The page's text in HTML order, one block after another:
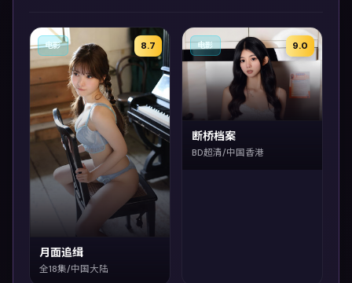
8.7
电影
月面追缉
全18集/中国大陆
9.0
电影
断桥档案
BD超清/中国香港